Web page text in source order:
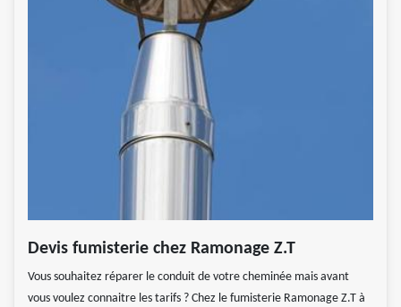
Devis fumisterie chez Ramonage Z.T
Vous souhaitez réparer le conduit de votre cheminée mais avant
vous voulez connaitre les tarifs ? Chez le fumisterie Ramonage Z.T à